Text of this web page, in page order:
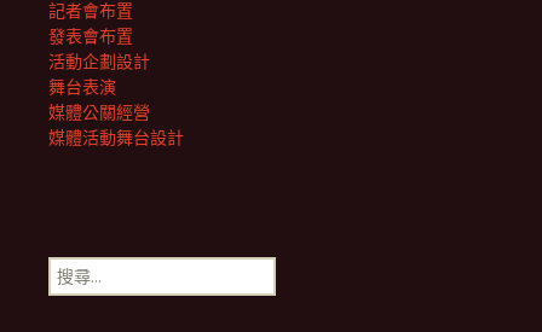
記者會布置
發表會布置
活動企劃設計
舞台表演
媒體公關經營
媒體活動舞台設計
搜
尋